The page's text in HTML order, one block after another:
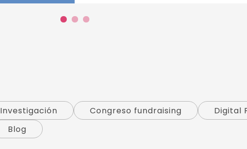
Investigación Congreso fundraising
Digital
Blog